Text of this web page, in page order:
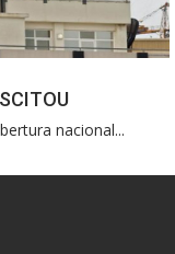
nacional...